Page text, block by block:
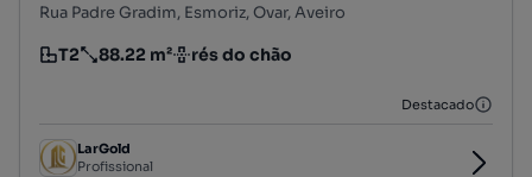
Rua Padre Gradim, Esmoriz, Ovar, Aveiro
Tipologia
T2
Preço por metro quadrado
88.22 m²
Andar rés do chão
Destacado
LarGold
Profissional